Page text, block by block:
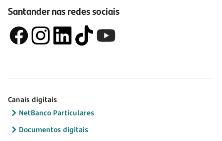
Santander nas redes sociais
Canais digitais
NetBanco Particulares
Documentos digitais